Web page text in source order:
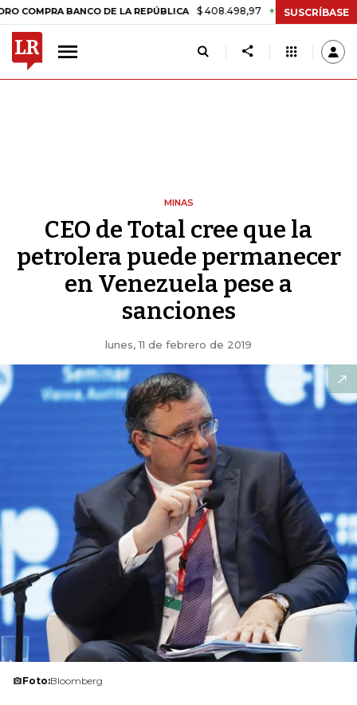
BANCO DE LA REPÚBLICA $ 408.498,97 +$ 8.753,81 +2,19%
SUSCRÍBASE
MINAS
CEO de Total cree que la
petrolera puede permanecer
en Venezuela pese a
sanciones
lunes, 11 de febrero de 2019
Foto:Bloomberg